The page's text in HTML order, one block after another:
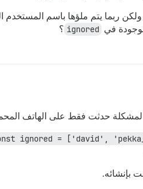
ولكن ربما يتم ملؤها باسم المستخدم
في ignored ؟
المشكلة حدثت فقط على الهاتف
ignored = ['david',
بإنشائه.